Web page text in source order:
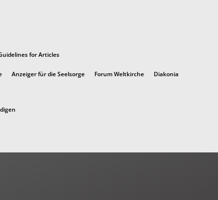
for Articles
Anzeiger für die Seelsorge Forum Weltkirche Diakonia